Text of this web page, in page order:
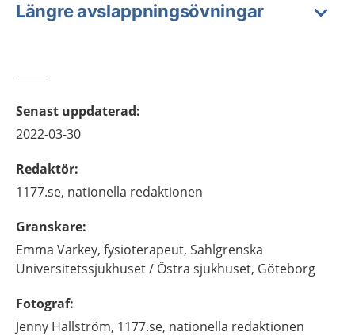
Längre avslappningsövningar
Senast uppdaterad:
2022-03-30
Redaktör:
1177.se, nationella redaktionen
Granskare:
Emma Varkey, fysioterapeut, Sahlgrenska
Universitetssjukhuset / Östra sjukhuset, Göteborg
Fotograf:
Jenny Hallström, 1177.se, nationella redaktionen